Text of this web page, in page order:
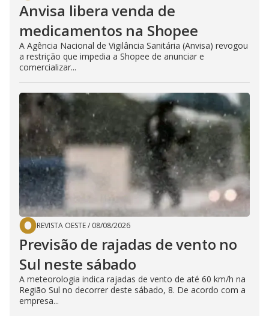
Anvisa libera venda de
medicamentos na Shopee
A Agência Nacional de Vigilância Sanitária (Anvisa) revogou
a restrição que impedia a Shopee de anunciar e
comercializar...
REVISTA OESTE/ 08/08/2026
Previsão de rajadas de vento no
Sul neste sábado
A meteorologia indica rajadas de vento de até 60 km/h na
Região Sul no decorrer deste sábado, 8. De acordo com a
empresa...